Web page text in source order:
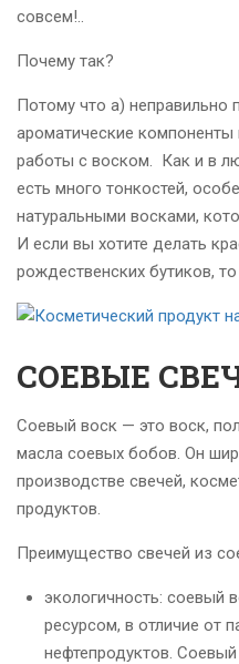
совсем!..
Почему так?
Потому что а) неправильно
ароматические компоненты
работы с воском.
Как и в
есть много тонкостей,
натуральными восками,
И если вы хотите делать
рождественских бутиков,
СОЕВЫЕ
Соевый воск — это воск,
масла соевых бобов. Он
производстве свечей,
продуктов.
Преимущество свечей из
экологичность: соевый
ресурсом, в отличие от
нефтепродуктов.